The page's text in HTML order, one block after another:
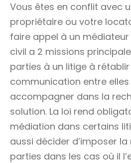
Vous êtes en conflit avec
propriétaire ou votre
faire appel à un médiateur
civil a 2 missions
parties à un litige à
communication entre elles
accompagner dans la
solution. La loi rend
médiation dans certains
aussi décider d’imposer
parties dans les cas où il